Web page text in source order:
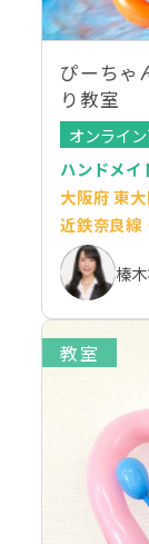
ぴーちゃ
り教室
オンライ
ハンドメイ
大阪府 東
近鉄奈良線
榛
教室